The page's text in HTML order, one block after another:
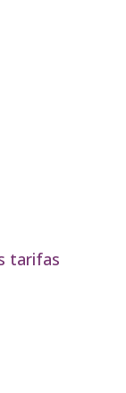
tarifas